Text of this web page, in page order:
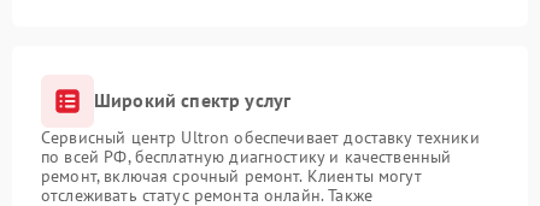
Широкий спектр услуг
Сервисный центр Ultron обеспечивает доставку техники
по всей РФ, бесплатную диагностику и качественный
ремонт, включая срочный ремонт. Клиенты могут
отслеживать статус ремонта онлайн. Также